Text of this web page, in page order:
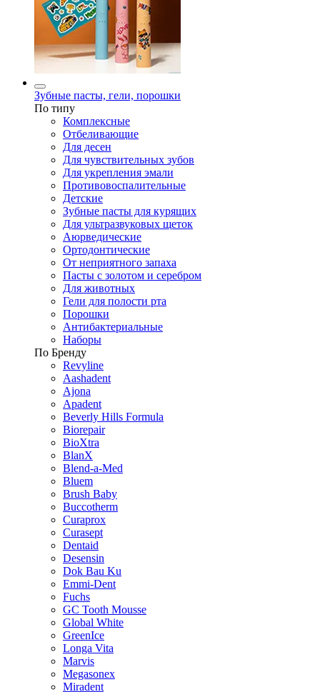
Зубные пасты, гели, порошки
По типу
Комплексные
Отбеливающие
Для десен
Для чувствительных зубов
Для укрепления эмали
Противовоспалительные
Детские
Зубные пасты для курящих
Для ультразвуковых щеток
Аюрведические
Ортодонтические
От неприятного запаха
Пасты с золотом и серебром
Для животных
Гели для полости рта
Порошки
Антибактериальные
Наборы
По Бренду
Revyline
Aashadent
Ajona
Apadent
Beverly Hills Formula
Biorepair
BioXtra
BlanX
Blend-a-Med
Bluem
Brush Baby
Buccotherm
Curaprox
Curasept
Dentaid
Desensin
Dok Bau Ku
Emmi-Dent
Fuchs
GC Tooth Mousse
Global White
GreenIce
Longa Vita
Marvis
Megasonex
Miradent